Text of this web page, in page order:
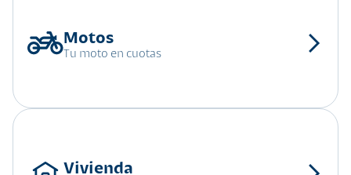
Tu moto en cuotas